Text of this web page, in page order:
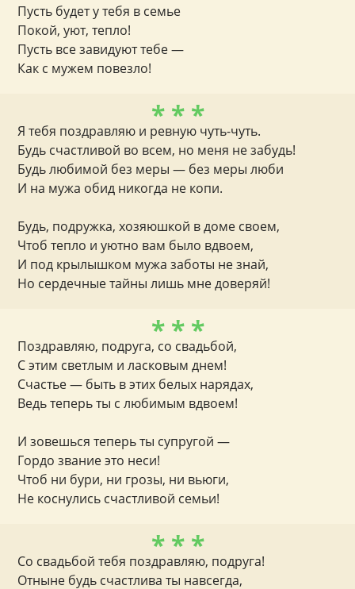
Пусть будет у тебя в семье
Покой, уют, тепло!
Пусть все завидуют тебе —
Как с мужем повезло!
* * *
Я тебя поздравляю и ревную чуть-чуть.
Будь счастливой во всем, но меня не забудь!
Будь любимой без меры — без меры люби
И на мужа обид никогда не копи.
Будь, подружка, хозяюшкой в доме своем,
Чтоб тепло и уютно вам было вдвоем,
И под крылышком мужа заботы не знай,
Но сердечные тайны лишь мне доверяй!
* * *
Поздравляю, подруга, со свадьбой,
С этим светлым и ласковым днем!
Счастье — быть в этих белых нарядах,
Ведь теперь ты с любимым вдвоем!
И зовешься теперь ты супругой —
Гордо звание это неси!
Чтоб ни бури, ни грозы, ни вьюги,
Не коснулись счастливой семьи!
* * *
Со свадьбой тебя поздравляю, подруга!
Отныне будь счастлива ты навсегда,